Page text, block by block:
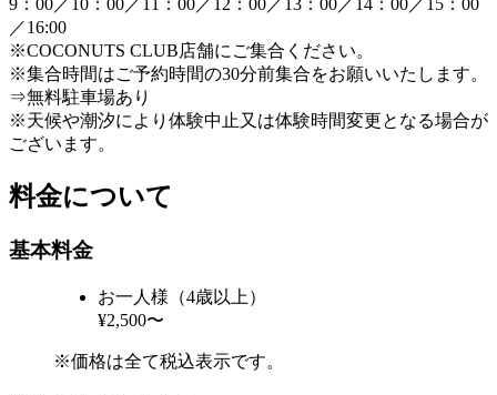
9：00／10：00／11：00／12：00／13：00／14：00／15：00
／16:00
※COCONUTS CLUB店舗にご集合ください。
※集合時間はご予約時間の30分前集合をお願いいたします。
⇒無料駐車場あり
※天候や潮汐により体験中止又は体験時間変更となる場合が
ございます。
料金について
基本料金
お一人様（4歳以上）
¥2,500〜
※価格は全て税込表示です。